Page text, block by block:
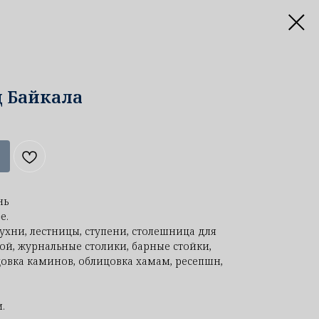
Байкала
лестницы, ступени, столешница для
журнальные столики, барные стойки,
каминов, облицовка хамам, ресепшн,